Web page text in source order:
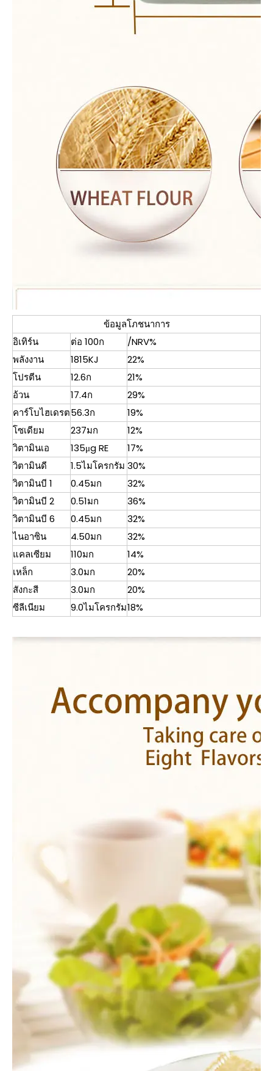
ข้อมูลโภชนาการ
อิเทิร์น
ต่อ 100ก
/NRV%
พลังงาน
1815KJ
22%
โปรตีน
12.6ก
21%
อ้วน
17.4ก
29%
คาร์โบไฮเดรต56.3ก
19%
โซเดียม
237มก
12%
วิตามินเอ
135μg RE
17%
วิตามินดี
1.5ไมโครกรัม 30%
วิตามินบี 1
0.45มก
32%
วิตามินบี 2
0.51มก
36%
วิตามินบี 6
0.45มก
32%
ไนอาซิน
4.50มก
32%
แคลเซียม
110มก
14%
เหล็ก
3.0มก
20%
สังกะสี
3.0มก
20%
ซีลีเนียม
9.0ไมโครกรัม18%